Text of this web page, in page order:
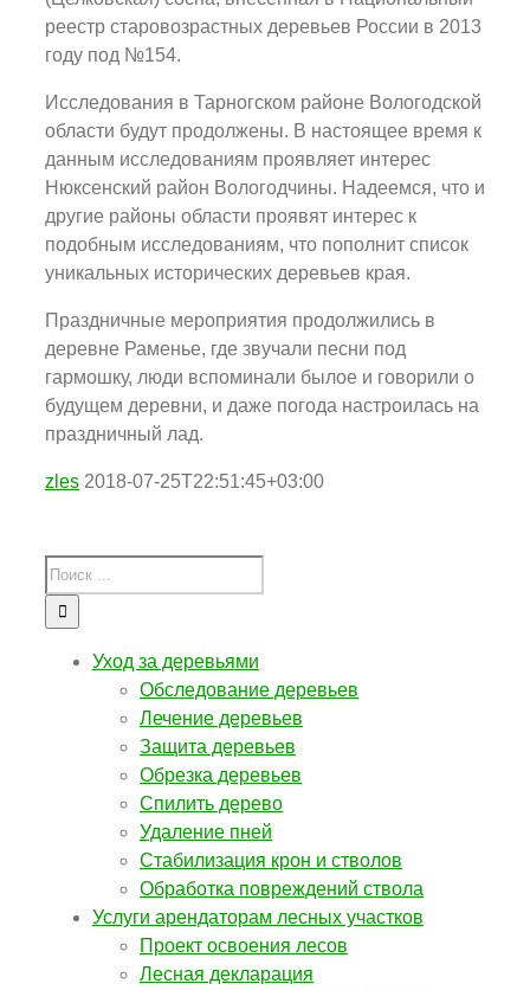
реестр старовозрастных деревьев России в 2013
году под №154.
Исследования в Тарногском районе Вологодской
области будут продолжены. В настоящее время к
данным исследованиям проявляет интерес
Нюксенский район Вологодчины. Надеемся, что и
другие районы области проявят интерес к
подобным исследованиям, что пополнит список
уникальных исторических деревьев края.
Праздничные мероприятия продолжились в
деревне Раменье, где звучали песни под
гармошку, люди вспоминали былое и говорили о
будущем деревни, и даже погода настроилась на
праздничный лад.
zles 2018-07-25T22:51:45+03:00
Уход за деревьями
Обследование деревьев
Лечение деревьев
Защита деревьев
Обрезка деревьев
Спилить дерево
Удаление пней
Стабилизация крон и стволов
Обработка повреждений ствола
Услуги арендаторам лесных участков
Проект освоения лесов
Лесная декларация